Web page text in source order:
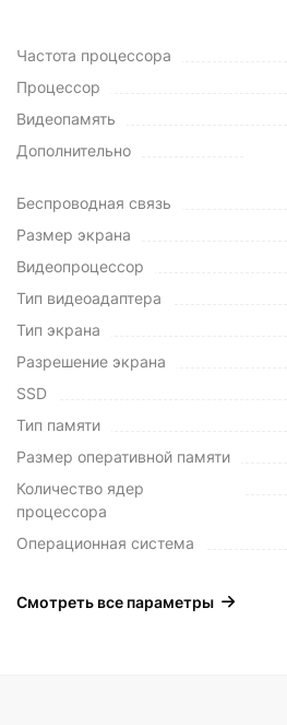
Частота процессора
Процессор
Видеопамять
Дополнительно
Беспроводная связь
Размер экрана
Видеопроцессор
Тип видеоадаптера
Тип экрана
Разрешение экрана
SSD
Тип памяти
Размер оперативной памяти
Количество ядер
процессора
Операционная система
Смотреть все параметры